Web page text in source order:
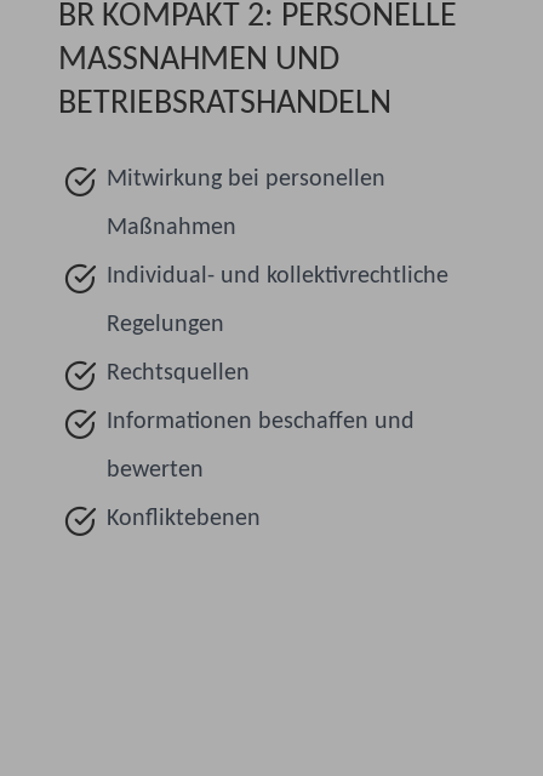
BR KOMPAKT 2: PERSONELLE
MASSNAHMEN UND B
ETRIEBSRATSHANDELN
Mitwirkung bei personellen
Maßnahmen
Individual- und kollektivrechtliche
Regelungen
Rechtsquellen
Informationen beschaffen und
bewerten
Konfliktebenen